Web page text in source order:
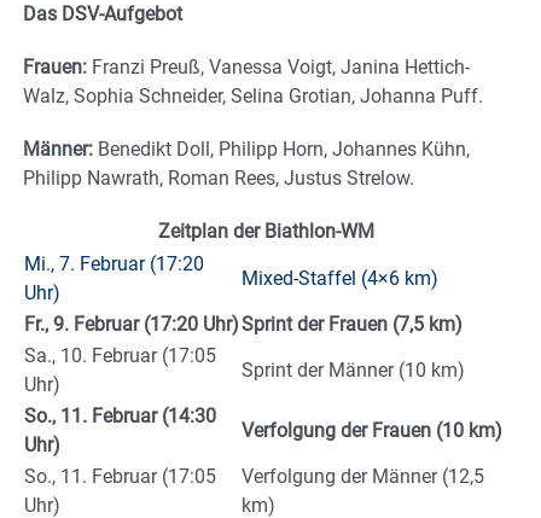
Das DSV-Aufgebot
Frauen: Franzi Preuß, Vanessa Voigt, Janina Hettich-
Walz, Sophia Schneider, Selina Grotian, Johanna Puff.
Männer: Benedikt Doll, Philipp Horn, Johannes Kühn,
Philipp Nawrath, Roman Rees, Justus Strelow.
Zeitplan der Biathlon-WM
Mi., 7. Februar (17:20
Uhr)
Mixed-Staffel (4×6 km)
Fr., 9. Februar (17:20 Uhr)Sprint der Frauen (7,5 km)
Sa., 10. Februar (17:05
Uhr)
Sprint der Männer (10 km)
So., 11. Februar (14:30
Uhr)
Verfolgung der Frauen (10 km)
So., 11. Februar (17:05
Uhr)
Verfolgung der Männer (12,5
km)